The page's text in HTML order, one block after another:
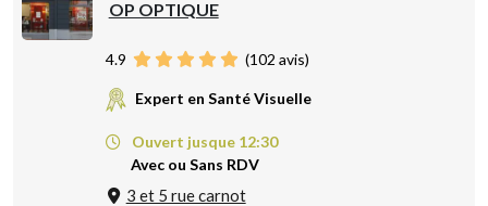
OP OPTIQUE
4.9 (102 avis)
Expert en Santé Visuelle
Ouvert jusque 12:30
Avec ou Sans RDV
3 et 5 rue carnot